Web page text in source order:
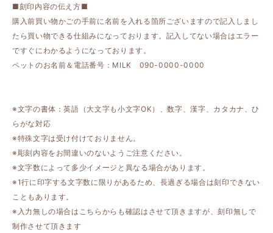
■刻印内容の伝え方■
購入前買い物かごの手前に名前を入れる箇所ございますので記入しまし
たら買い物できる仕組みになっております。記入してない場合はエラー
ですぐにわかるようになっております。
ペットのお名前＆電話番号：MILK 090-0000-0000
※文字の書体：英語（大文字も小文字OK）、数字、漢字、カタカナ、ひ
らがな対応
※特殊文字は受け付けておりません。
※彫刻内容をお間違いのないようご注意ください。
※文字数によって多少イメージと異なる場合があります。
※1行に印字する文字数に限りがあるため、長過ぎる場合は刻印できない
こともあります。
※入力無しの場合はこちらからも確認はさせて頂きますが、刻印無しで
制作させて頂きます